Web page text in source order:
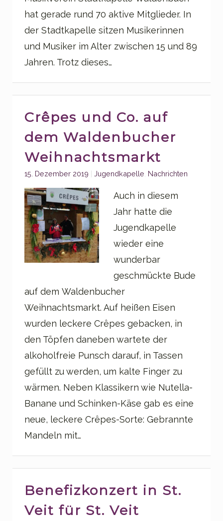
hat gerade rund 70 aktive Mitglieder. In
der Stadtkapelle sitzen Musikerinnen
und Musiker im Alter zwischen 15 und 89
Jahren. Trotz dieses…
Crêpes und Co. auf
dem Waldenbucher
Weihnachtsmarkt
15. Dezember 2019 Categories:
Jugendkapelle Nachrichten
Auch in diesem
Jahr hatte die
Jugendkapelle
wieder eine
wunderbar
geschmückte Bude
auf dem Waldenbucher
Weihnachtsmarkt. Auf heißen Eisen
wurden leckere Crêpes gebacken, in
den Töpfen daneben wartete der
alkoholfreie Punsch darauf, in Tassen
gefüllt zu werden, um kalte Finger zu
wärmen. Neben Klassikern wie Nutella-
Banane und Schinken-Käse gab es eine
neue, leckere Crêpes-Sorte: Gebrannte
Mandeln mit…
Benefizkonzert in St.
Veit für St. Veit